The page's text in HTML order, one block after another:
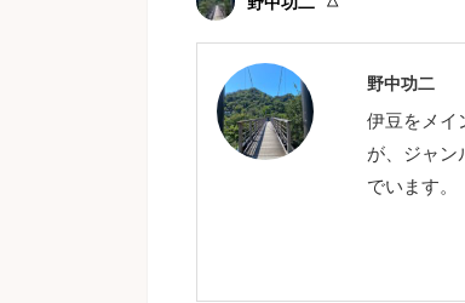
野中功二
伊豆をメイ
が、ジャン
でいます。